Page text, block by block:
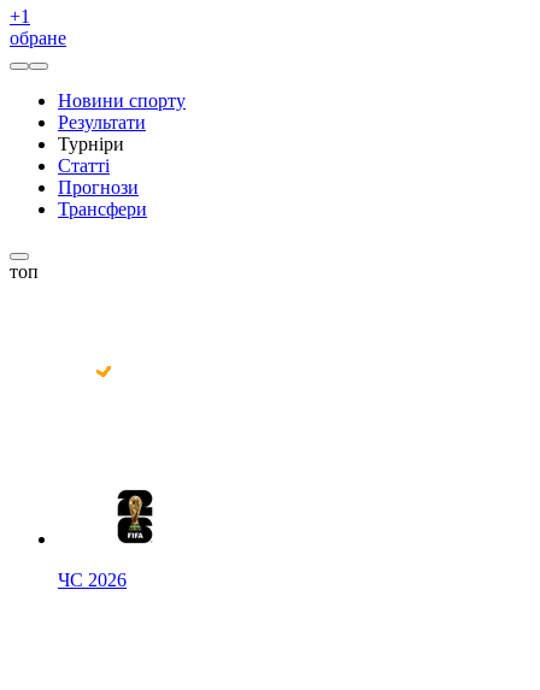
+1
обране
Новини спорту
Результати
Турніри
Статті
Прогнози
Трансфери
топ
ЧС 2026